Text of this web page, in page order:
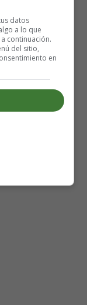
datos
a lo que
continuación.
del sitio,
en